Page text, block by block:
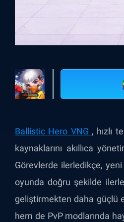
Ballistic Hero VNG , hızlı
kaynaklarını akıllıca
Görevlerde ilerledikçe,
oyunda doğru şekilde
geliştirmekten daha güçlü
hem de PvP modlarında